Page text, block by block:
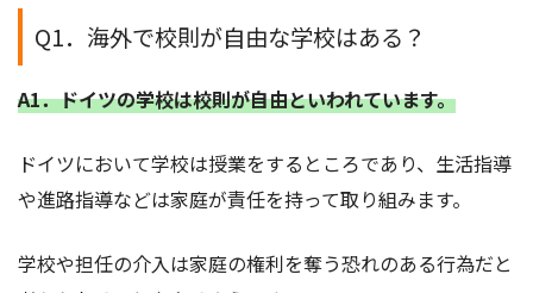
Q1．海外で校則が自由な学校はある？
A1．ドイツの学校は校則が自由といわれています。
ドイツにおいて学校は授業をするところであり、生活指導
や進路指導などは家庭が責任を持って取り組みます。
学校や担任の介入は家庭の権利を奪う恐れのある行為だと